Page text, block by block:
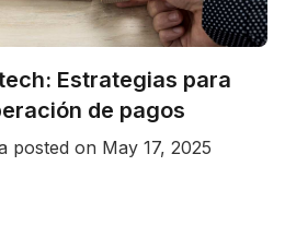
Estrategias para
de pagos
posted on May 17, 2025